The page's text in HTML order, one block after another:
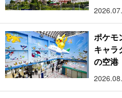
ポケモ
キャラ
の空港